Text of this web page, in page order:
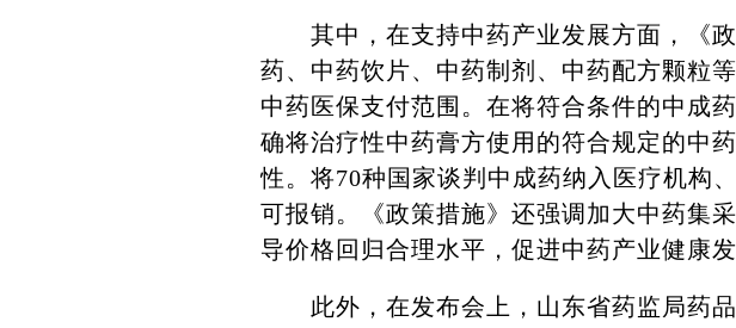
其中，在支持中药产业发展方面，《政
药、中药饮片、中药制剂、中药配方颗粒
中药医保支付范围。在将符合条件的中成
确将治疗性中药膏方使用的符合规定的中
性。将70种国家谈判中成药纳入医疗机构
可报销。《政策措施》还强调加大中药集
导价格回归合理水平，促进中药产业健康发
此外，在发布会上，山东省药监局药品